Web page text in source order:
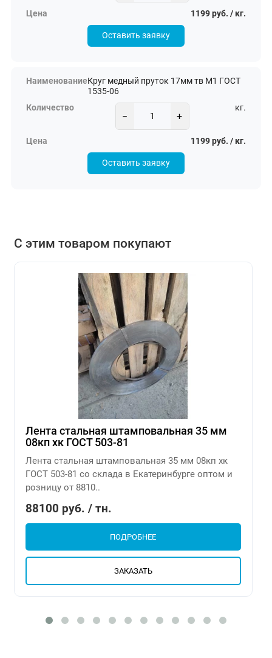
1199 руб. / кг.
Оставить заявку
Круг медный пруток 17мм тв М1 ГОСТ
1535-06
− +
кг.
1199 руб. / кг.
Оставить заявку
С этим товаром покупают
Лента стальная штамповальная 35 мм
08кп хк ГОСТ 503-81
Лента стальная штамповальная 35 мм 08кп хк
ГОСТ 503-81 со склада в Екатеринбурге оптом и
розницу от 8810..
88100 руб. / тн.
ПОДРОБНЕЕ
ЗАКАЗАТЬ